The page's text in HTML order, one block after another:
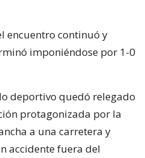
encuentro continuó y
imponiéndose por 1-0
deportivo quedó relegado
protagonizada por la
a una carretera y
accidente fuera del